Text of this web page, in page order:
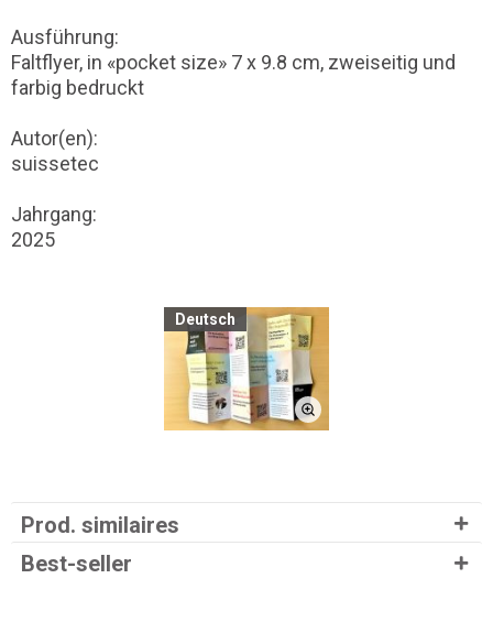
Ausführung:
Faltflyer, in «pocket size» 7 x 9.8 cm, zweiseitig und
farbig bedruckt
Autor(en):
suissetec
Jahrgang:
2025
Deutsch
Prod. similaires
Best-seller